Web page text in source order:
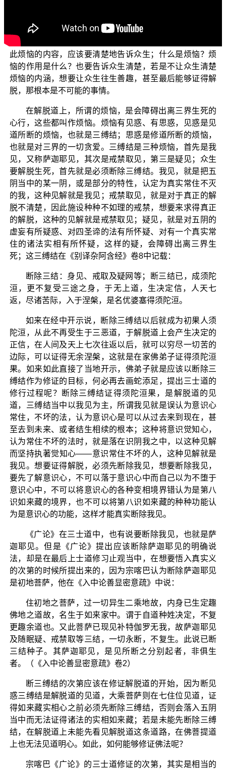
福德的增加，烦恼减少可以让众生往生人天善趣，烦恼深
厚的众生，福德相对的也比较少，也就会下堕三恶道。因
此烦恼的内容，应该要清楚地告诉众生；什么是烦恼？烦
恼的作用是什么？也要告诉众生清楚，若是不让众生清楚
烦恼的内涵，想要让众生往生善趣，甚至最后能够证得解
脱，那根本是不可能的事情。
在解脱道上，所谓的烦恼，是会障碍出离三界生死的
心行，这些都叫作烦恼。烦恼有见惑、有思惑，见惑是见
道所断的烦恼，也就是三缚结；思惑是修道所断的烦恼，
也就是对三界的一切贪爱。三缚结是三种烦恼，首先是我
见，又称萨迦耶见，其次是戒禁取见，第三是疑见；众生
要解脱生死，首先就是必须断除三缚结。我见，就是把五
阴当中的某一阴，或是部分的特性，认定为真实常住不灭
的我，这种见解就是我见；戒禁取见，就是对于真正的解
脱不清楚，因此施设种种不如理的戒禁，想要来求得真正
的解脱，这种的见解就是戒禁取见；疑见，就是对五阴的
虚妄有所疑惑、对四圣谛的法有所怀疑、对有一个真实常
住的诸法实相有所怀疑，这样的疑，会障碍出离三界生
死；这三缚结在《别译杂阿含经》卷8中记载：
断除三结：身见、戒取及疑网等；断三结已，成须陀
洹，更不复受三途之身，于无上道，生决定信，人天七
返，尽诸苦际，入于涅槃，是名优婆塞得须陀洹。
如来在经中开示说，断除三缚结以后就成为初果人须
陀洹，从此不再受生于三恶道，于解脱道上会产生决定的
正信，在人间及天上七次往返以后，就可以穷尽一切苦的
边际，可以证得无余涅槃，这就是在家佛弟子证得须陀洹
果。如来如此直接了当地开示，佛弟子就是应该以断除三
缚结作为修证的目标，何必再去画蛇添足，提出三士道的
修行过程呢？断除三缚结证得须陀洹果，是解脱道的见
道，三缚结当中以我见为主，所谓我见就是误认为意识心
常住，不坏的法，认为意识心是可以从过去来到现在，甚
至去到未来、或者结生相续的根本；这种将意识觉知心，
认为常住不坏的法时，就是落在识阴我之中，以这种见解
而坚持执著觉知心——意识常住不坏的人，这种见解就是
我见。想要证得解脱，必须先断除我见，想要断除我见，
要先了解意识心，不可以落于意识心中而自己以为不堕于
意识心中，不可以将意识心的各种变相境界错认为是第八
识如来藏的境界，也不可以将第八识如来藏的种种功能认
为是意识心的功能，这样才能真实断除我见。
《广论》在三士道中，也有说要断除我见，也就是萨
迦耶见。但是《广论》提出应该断除萨迦耶见的明确说
法，却是在最后上士道修习止观当中，在想要悟入真实义
的次第的时候所提出来的，因为宗喀巴认为断除萨迦耶见
是初地菩萨，他在《入中论善显密意疏》中说：
住初地之菩萨，过一切异生二乘地故，内身已生定趣
佛地之道故，名生于如来家中。谓于自道种姓决定，不复
更趣余道也。又此菩萨已现见补特伽罗无我，故萨迦耶见
及随眠疑、戒禁取等三结，一切永断，不复生。此说已断
三结种子。其萨迦耶见，是见所断之分别起者，非俱生
者。（《入中论善显密意疏》卷2）
断三缚结的次第应该在修证解脱道的开始，因为断见
惑三缚结是解脱道的见道，大乘菩萨则在七住位见道，证
得如来藏实相心之前必须先断除三缚结，否则会落入五阴
当中而无法证得诸法的实相如来藏；若是未能先断除三缚
结，在解脱道上未能先看见解脱道这条道路，在佛菩提道
上也无法见道明心。如此，如何能够修证佛法呢？
宗喀巴《广论》的三士道修证的次第，其实是相当的